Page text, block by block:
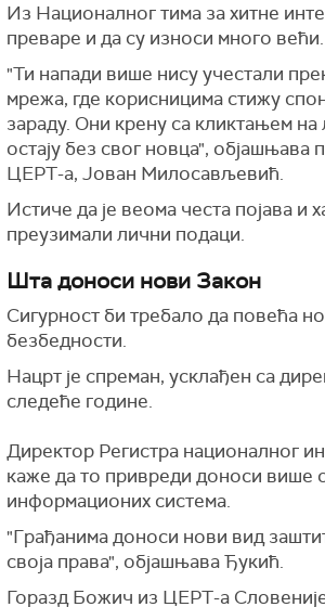
Из Националног тима за хитне
преваре и да су износи много већи.
"Ти напади више нису учестали
мрежа, где корисницима стижу
зараду. Они крену са кликтањем
остају без свог новца",
ЦЕРТ-а, Јован Милосављевић.
Истиче да је веома честа појава и
преузимали лични подаци.
Шта доноси нови Закон
Сигурност би требало да повећа
безбедности.
Нацрт је спреман, усклађен са
следеће године.
Директор Регистра националног
каже да то привреди доноси више
информационих система.
"Грађанима доноси нови вид
своја права", објашњава Ђукић.
Горазд Божич из ЦЕРТ-а Словеније